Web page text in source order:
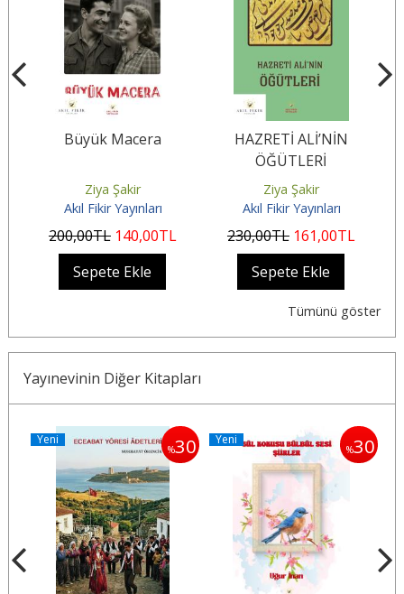
Büyük Macera
Ziya Şakir
Akıl Fikir Yayınları
200,00TL 140,00TL
Sepete Ekle
HAZRETİ ALİ’NİN
ÖĞÜTLERİ
Ziya Şakir
Akıl Fikir Yayınları
230,00TL 161,00TL
Sepete Ekle
Tümünü göster
Yayınevinin Diğer Kitapları
%30
Yeni
%30
Yeni